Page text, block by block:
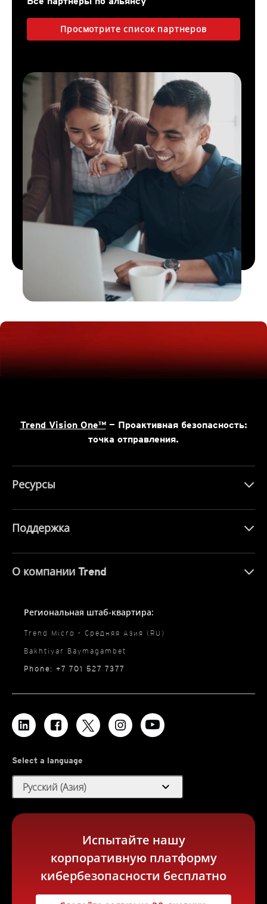
Просмотрите список партнеров
Trend Vision One™— Проактивная безопасность:
точка отправления.
Ресурсы
Поддержка
О компании Trend
Региональная штаб-квартира:
Trend Micro - Средняя Азия (RU)
Bakhtiyar Baymagambet
Phone: +7 701 527 7377
Select a language
Русский (Азия) expand_more
Испытайте нашу
корпоративную платформу
кибербезопасности бесплатно